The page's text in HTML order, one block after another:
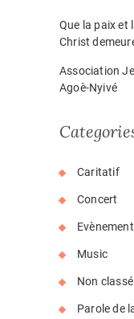
Que la paix et
Christ
Association
Agoè-Nyivé
Caritatif
Concert
Music
Non classé
Parole de